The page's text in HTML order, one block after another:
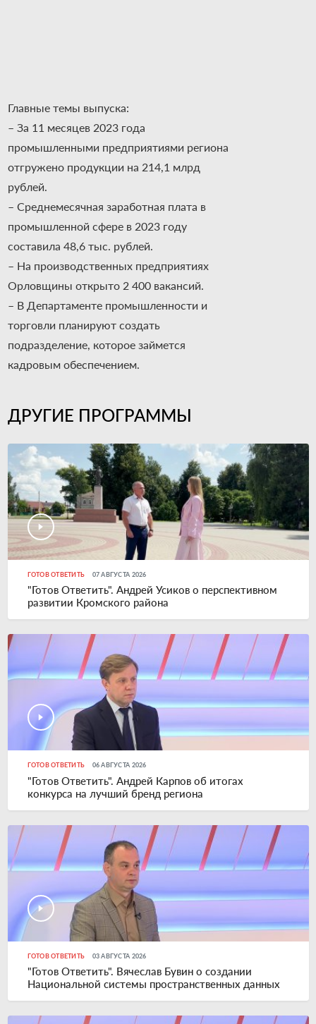
Главные темы выпуска:
– За 11 месяцев 2023 года
промышленными предприятиями региона
отгружено продукции на 214,1 млрд
рублей.
– Среднемесячная заработная плата в
промышленной сфере в 2023 году
составила 48,6 тыс. рублей.
– На производственных предприятиях
Орловщины открыто 2 400 вакансий.
– В Департаменте промышленности и
торговли планируют создать
подразделение, которое займется
кадровым обеспечением.
ДРУГИЕ ПРОГРАММЫ
ГОТОВ ОТВЕТИТЬ 07 АВГУСТА 2026
"Готов Ответить". Андрей Усиков о перспективном
развитии Кромского района
ГОТОВ ОТВЕТИТЬ 06 АВГУСТА 2026
"Готов Ответить". Андрей Карпов об итогах
конкурса на лучший бренд региона
ГОТОВ ОТВЕТИТЬ 03 АВГУСТА 2026
"Готов Ответить". Вячеслав Бувин о создании
Национальной системы пространственных данных